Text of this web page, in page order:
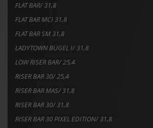
FLAT BAR/ 31,8
FLAT BAR MCI 31,8
FLAT BAR SM 31,8
LADYTOWN BÜGEL I/ 31,8
LOW RISER BAR/ 25,4
RISER BAR 30/ 25,4
RISER BAR MAS/ 31,8
RISER BAR 30/ 31,8
RISER BAR 30 PIXEL EDITION/ 31,8